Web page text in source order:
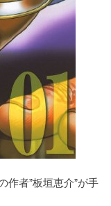
作者”板垣恵介”が手